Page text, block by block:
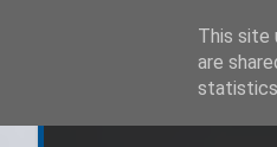
NEW
This site
are